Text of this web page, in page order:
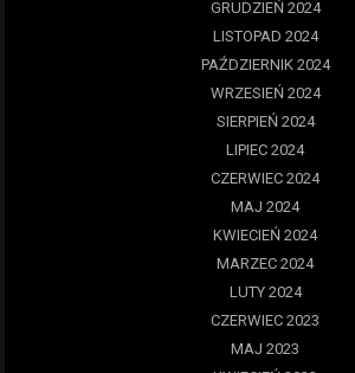
GRUDZIEŃ 2024
LISTOPAD 2024
PAŹDZIERNIK 2024
WRZESIEŃ 2024
SIERPIEŃ 2024
LIPIEC 2024
CZERWIEC 2024
MAJ 2024
KWIECIEŃ 2024
MARZEC 2024
LUTY 2024
CZERWIEC 2023
MAJ 2023